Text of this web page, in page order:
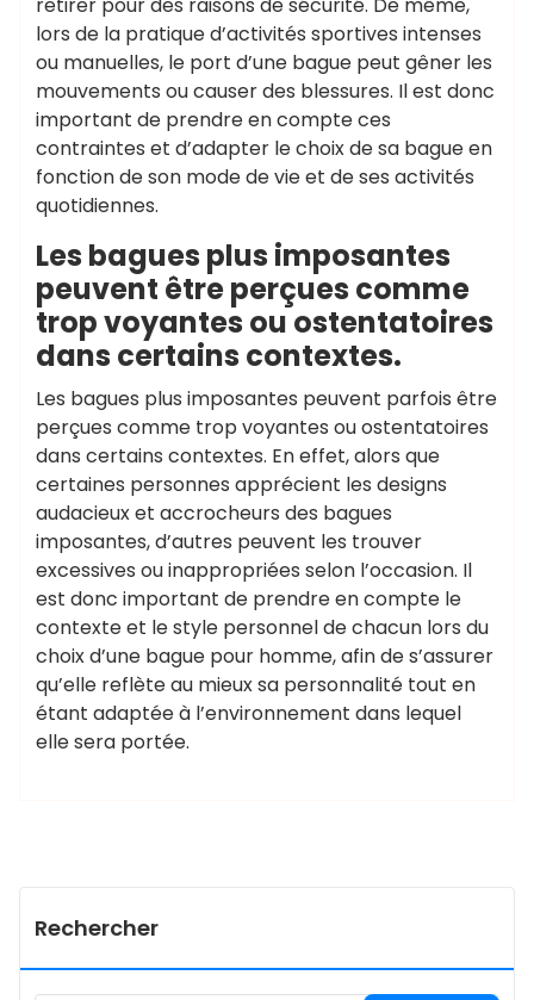
lors de la pratique d’activités sportives intenses
ou manuelles, le port d’une bague peut gêner les
mouvements ou causer des blessures. Il est donc
important de prendre en compte ces
contraintes et d’adapter le choix de sa bague en
fonction de son mode de vie et de ses activités
quotidiennes.
Les bagues plus imposantes
peuvent être perçues comme
trop voyantes ou ostentatoires
dans certains contextes.
Les bagues plus imposantes peuvent parfois être
perçues comme trop voyantes ou ostentatoires
dans certains contextes. En effet, alors que
certaines personnes apprécient les designs
audacieux et accrocheurs des bagues
imposantes, d’autres peuvent les trouver
excessives ou inappropriées selon l’occasion. Il
est donc important de prendre en compte le
contexte et le style personnel de chacun lors du
choix d’une bague pour homme, afin de s’assurer
qu’elle reflète au mieux sa personnalité tout en
étant adaptée à l’environnement dans lequel
elle sera portée.
Rechercher